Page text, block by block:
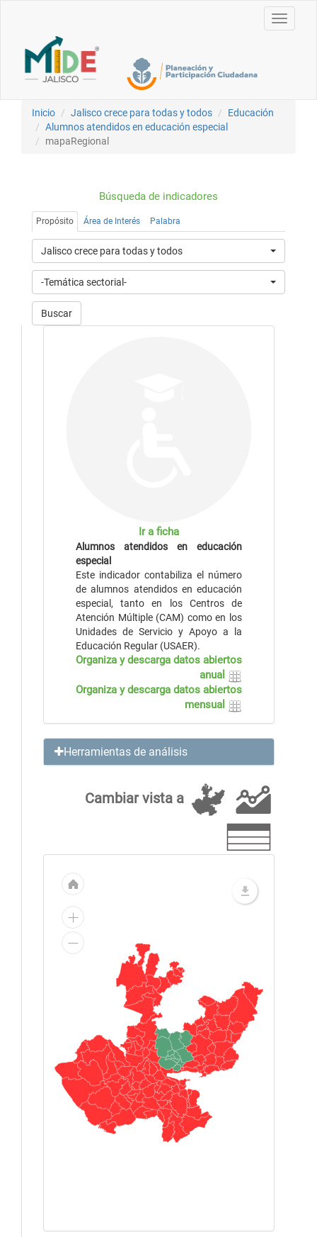
Toggle
Inicio Jalisco crece para todas y todos
Educación
Alumnos atendidos en educación especial
mapaRegional
Búsqueda de indicadores
Propósito Área de Interés Palabra
Jalisco crece para todas y todos
-Temática sectorial-
Buscar
Ir a ficha
Alumnos atendidos en educación
especial
Este indicador contabiliza el número
de alumnos atendidos en educación
especial, tanto en los Centros de
Atención Múltiple (CAM) como en los
Unidades de Servicio y Apoyo a la
Educación Regular (USAER).
Organiza y descarga datos abiertos
anual
Organiza y descarga datos abiertos
mensual
Herramientas de análisis
Cambiar vista a